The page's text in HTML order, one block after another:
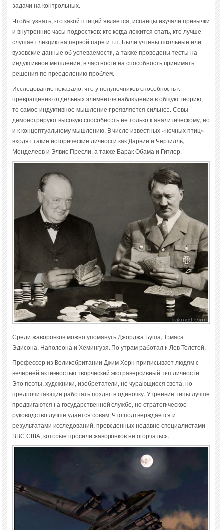
задачи на контрольных.
Чтобы узнать, кто какой птицей является, испанцы изучали привычки
и внутренние часы подростков: кто когда ложится спать, кто лучше
слушает лекцию на первой паре и т.п. Были учтены школьные или
вузовские данные об успеваемости, а также проведены тесты на
индуктивное мышление, в частности на способность принимать
решения по преодолению проблем.
Исследование показало, что у полуночников способность к
превращению отдельных элементов наблюдения в общую теорию,
то самое индуктивное мышление проявляется сильнее. Совы
демонстрируют высокую способность не только к аналитическому, но
и к концептуальному мышлению. В число известных «ночных птиц»
входят такие исторические личности как Дарвин и Черчилль,
Менделеев и Элвис Пресли, а также Барак Обама и Гитлер.
Среди жаворонков можно упомянуть Джорджа Буша, Томаса
Эдисона, Наполеона и Хемингуэя. По утрам работал и Лев Толстой.
Профессор из Великобритании Джим Хорн приписывает людям с
вечерней активностью творческий экстраверсивный тип личности.
Это поэты, художники, изобретатели, не чурающиеся света, но
предпочитающие работать поздно в одиночку. Утренние типы лучше
продвигаются на государственной службе, но стратегическое
руководство лучше удается совам. Что подтверждается и
результатами исследований, проведенных недавно специалистами
ВВС США, которые просили жаворонков не огорчаться.